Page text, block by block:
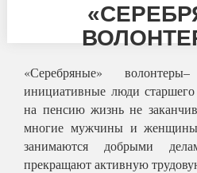
«Серебряные»
инициативные люди
на пенсию жизнь не
многие мужчины и женщины,
занимаются добрыми
прекращают активную